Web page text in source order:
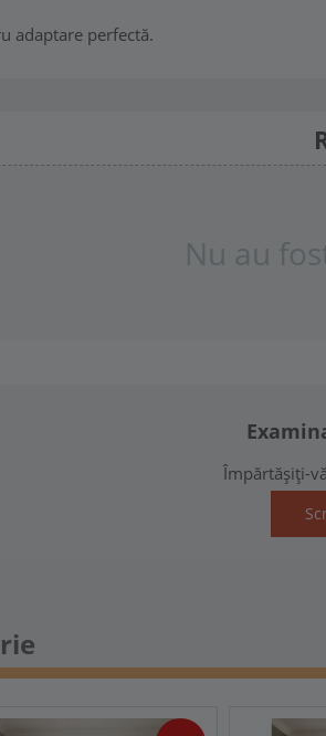
adaptare perfectă.
Nu au
Împărtășiți-